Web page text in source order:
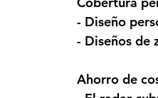
- Diseño
- Diseños de
Ahorro de